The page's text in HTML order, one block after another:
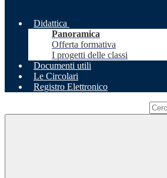
Didattica
Panoramica
Offerta formativa
I progetti delle classi
Documenti utili
Le Circolari
Registro Elettronico